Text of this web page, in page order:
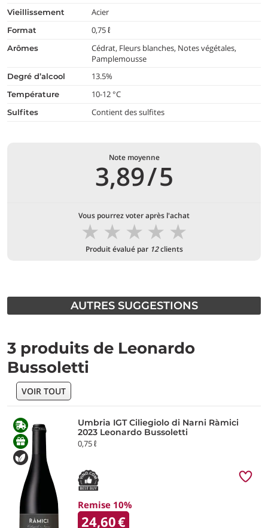
vieillissement Acier
format 0,75 ℓ
arômes
Cédrat, Fleurs blanches, Notes végétales,
Pamplemousse
degré d’alcool 13.5%
température 10-12 °C
Sulfites Contient des sulfites
Note moyenne
3,89/5
Vous pourrez voter après l'achat
★
★
★
★
★
Produit évalué par 12clients
AUTRES SUGGESTIONS
3 produits de Leonardo
Bussoletti
VOIR TOUT
Umbria IGT Ciliegiolo di Narni Ràmici
2023 Leonardo Bussoletti
0,75 ℓ
Remise 10%
24,60€